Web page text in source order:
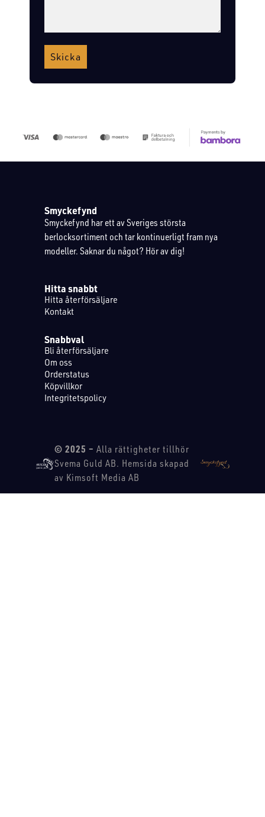
Skicka
Smyckefynd
Smyckefynd har ett av Sveriges största
berlocksortiment och tar kontinuerligt fram nya
modeller. Saknar du något? Hör av dig!
Hitta snabbt
Hitta återförsäljare
Kontakt
Snabbval
Bli återförsäljare
Om oss
Orderstatus
Köpvillkor
Integritetspolicy
© 2025 – Alla rättigheter tillhör
Svema Guld AB. Hemsida skapad
av Kimsoft Media AB